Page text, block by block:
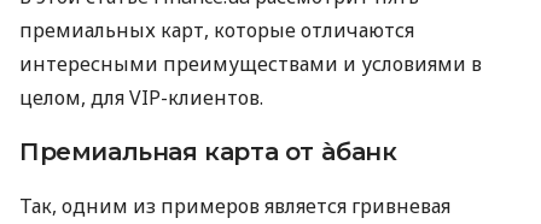
премиальных карт, которые отличаются
интересными преимуществами и условиями в
целом, для VIP-клиентов.
Премиальная карта от àбанк
Так, одним из примеров является гривневая